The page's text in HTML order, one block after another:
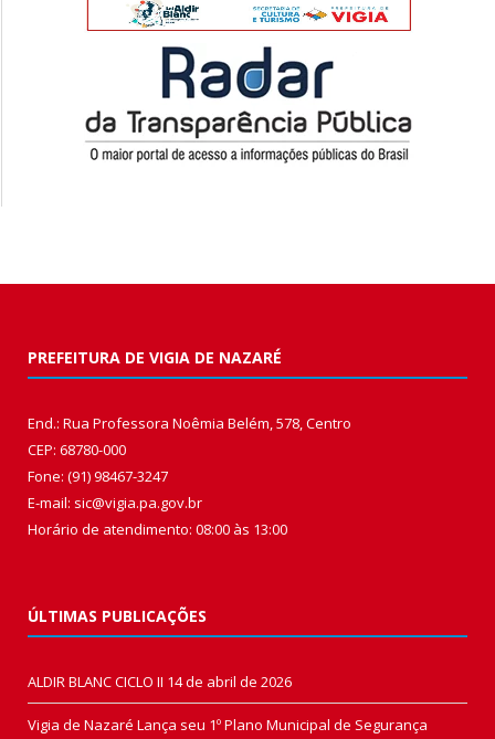
PREFEITURA DE VIGIA DE NAZARÉ
End.: Rua Professora Noêmia Belém, 578, Centro
CEP: 68780-000
Fone: (91) 98467-3247
E-mail: sic@vigia.pa.gov.br
Horário de atendimento: 08:00 às 13:00
ÚLTIMAS PUBLICAÇÕES
ALDIR BLANC CICLO II 14 de abril de 2026
Vigia de Nazaré Lança seu 1º Plano Municipal de Segurança